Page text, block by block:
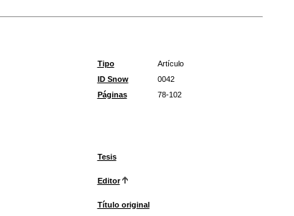
Tipo
Artículo
ID Snow
0042
Páginas
78-102
Tesis
Editor
Título original